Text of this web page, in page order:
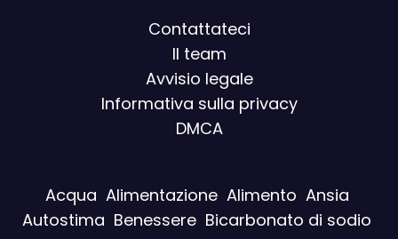
Contattateci
Il team
Avvisio legale
Informativa sulla privacy
DMCA
Acqua Alimentazione Alimento Ansia
Autostima Benessere Bicarbonato di sodio